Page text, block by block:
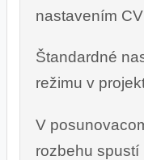
nastavením
Štandardné
režimu v
V
rozbehu spustí